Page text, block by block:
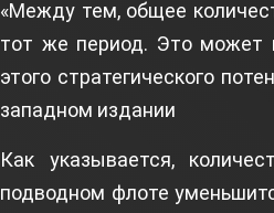
«Между тем, общее
тот же период. Это может
этого стратегического
западном издании
Как указывается,
подводном флоте